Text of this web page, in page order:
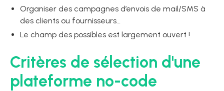
Organiser des campagnes d’envois de mail/SMS à
des clients ou fournisseurs…
Le champ des possibles est largement ouvert !
Critères de sélection d'une
plateforme no-code